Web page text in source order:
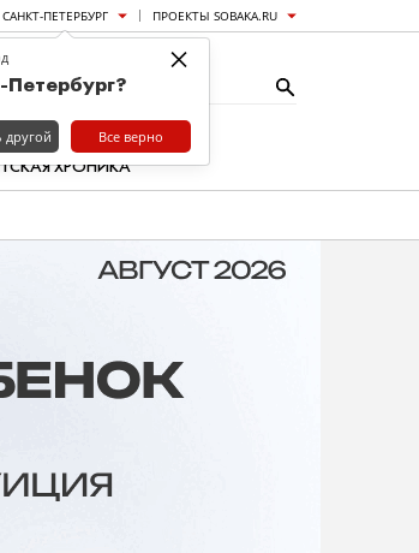
САНКТ-ПЕТЕРБУРГ ПРОЕКТЫ SOBAKA.RU
ХРОНИКА
×
Петербург?
другой Все верно